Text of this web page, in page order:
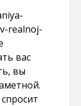
realnoj-
вас
вы